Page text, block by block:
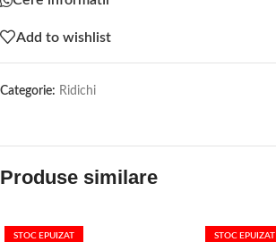
Add to wishlist
Categorie: Ridichi
Produse similare
STOC EPUIZAT STOC EPUIZAT